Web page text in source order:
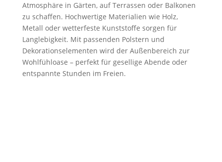
Atmosphäre in Gärten, auf Terrassen oder Balkonen
zu schaffen. Hochwertige Materialien wie Holz,
Metall oder wetterfeste Kunststoffe sorgen für
Langlebigkeit. Mit passenden Polstern und
Dekorationselementen wird der Außenbereich zur
Wohlfühloase – perfekt für gesellige Abende oder
entspannte Stunden im Freien.